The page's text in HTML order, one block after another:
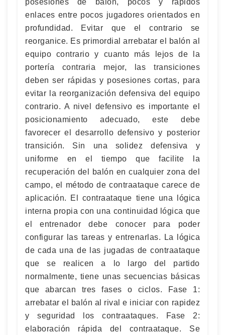
posesiones de balón, pocos y rápidos
enlaces entre pocos jugadores orientados en
profundidad. Evitar que el contrario se
reorganice. Es primordial arrebatar el balón al
equipo contrario y cuanto más lejos de la
portería contraria mejor, las transiciones
deben ser rápidas y posesiones cortas, para
evitar la reorganización defensiva del equipo
contrario. A nivel defensivo es importante el
posicionamiento adecuado, este debe
favorecer el desarrollo defensivo y posterior
transición. Sin una solidez defensiva y
uniforme en el tiempo que facilite la
recuperación del balón en cualquier zona del
campo, el método de contraataque carece de
aplicación. El contraataque tiene una lógica
interna propia con una continuidad lógica que
el entrenador debe conocer para poder
configurar las tareas y entrenarlas. La lógica
de cada una de las jugadas de contraataque
que se realicen a lo largo del partido
normalmente, tiene unas secuencias básicas
que abarcan tres fases o ciclos. Fase 1:
arrebatar el balón al rival e iniciar con rapidez
y seguridad los contraataques. Fase 2:
elaboración rápida del contraataque. Se